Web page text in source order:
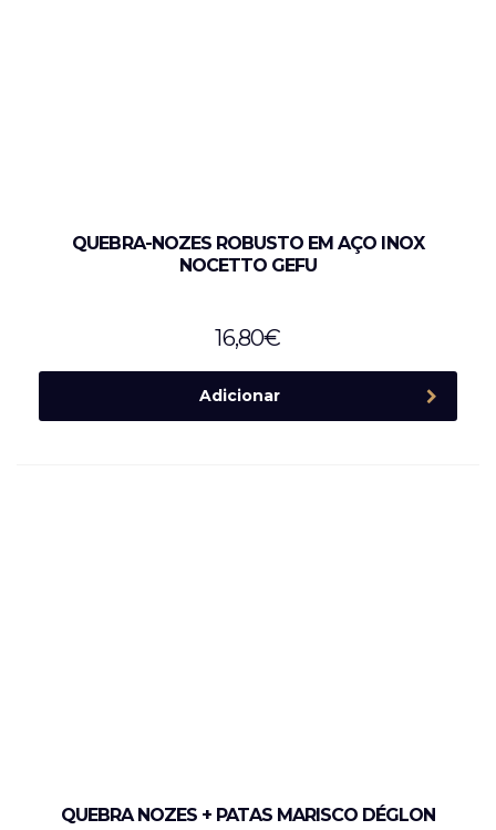
QUEBRA-NOZES ROBUSTO EM AÇO INOX
NOCETTO GEFU
16,80€
Adicionar
QUEBRA NOZES + PATAS MARISCO DÉGLON